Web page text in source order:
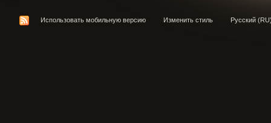
Использовать мобильную версию Изменить стиль Русский